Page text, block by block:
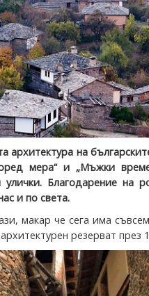
архитектура на
мера“ и „Мъжки
Благодарение на
и по света.
макар че сега има
резерват през